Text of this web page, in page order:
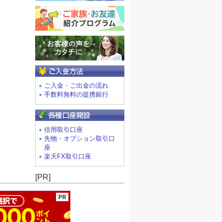
ご入金・ご出金の流れ
手数料無料の提携銀行
信用取引口座
先物・オプション取引口
座
楽天FX取引口座
[PR]